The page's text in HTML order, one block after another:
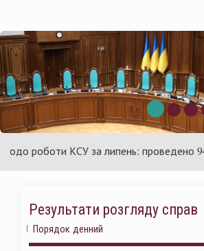
роботи КСУ за липень: проведено 94
Результати розгляду справ
Порядок денний